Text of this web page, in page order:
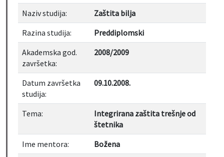
Naziv studija:
Zaštita bilja
Razina studija:
Preddiplomski
Akademska god.
završetka:
2008/2009
Datum završetka
studija:
09.10.2008.
Tema:
Integrirana zaštita trešnje od
štetnika
Ime mentora:
Božena